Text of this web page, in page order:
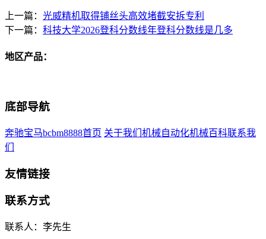
上一篇： 光威精机取得铺丝头高效堵截安拆专利
下一篇： 科技大学2026登科分数线年登科分数线是几多
地区产品：
底部导航
奔驰宝马bcbm8888首页 关于我们 机械自动化机械百科联系我
们
友情链接
联系方式
联系人：李先生